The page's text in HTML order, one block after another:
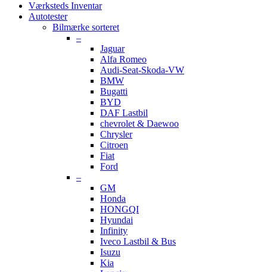
Værksteds Inventar
Autotester
Bilmærke sorteret
–
Jaguar
Alfa Romeo
Audi-Seat-Skoda-VW
BMW
Bugatti
BYD
DAF Lastbil
chevrolet & Daewoo
Chrysler
Citroen
Fiat
Ford
–
GM
Honda
HONGQI
Hyundai
Infinity
Iveco Lastbil & Bus
Isuzu
Kia